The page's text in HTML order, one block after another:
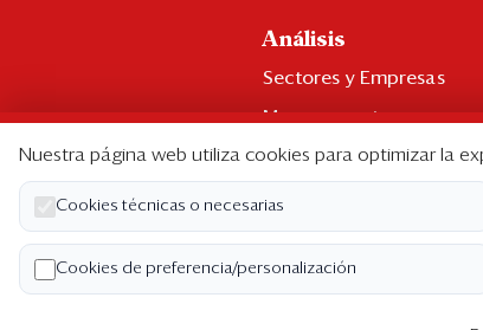
Análisis
Sectores y Empresas
Management
Economía y Finanzas
Ranking CEO
Blogs
Nuestra página web utiliza cookies para optimizar la
Cookies técnicas o necesarias
Cookies de preferencia/personalización